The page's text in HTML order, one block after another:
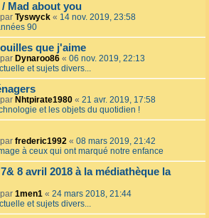
/ Mad about you
Tyswyck « 14 nov. 2019, 23:58
90
que j'aime
Dynaroo86 « 06 nov. 2019, 22:13
et sujets divers...
Nhtpirate1980 « 21 avr. 2019, 17:58
et les objets du quotidien !
frederic1992 « 08 mars 2019, 21:42
à ceux qui ont marqué notre enfance
8 avril 2018 à la médiathèque la
1men1 « 24 mars 2018, 21:44
et sujets divers...